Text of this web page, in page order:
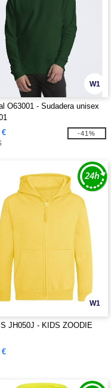
W1
O63001 - Sudadera unisex
€
-41%
W1
JH050J - KIDS ZOODIE
€